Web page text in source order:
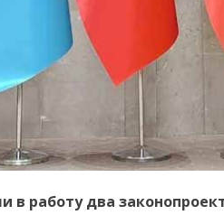
работу два